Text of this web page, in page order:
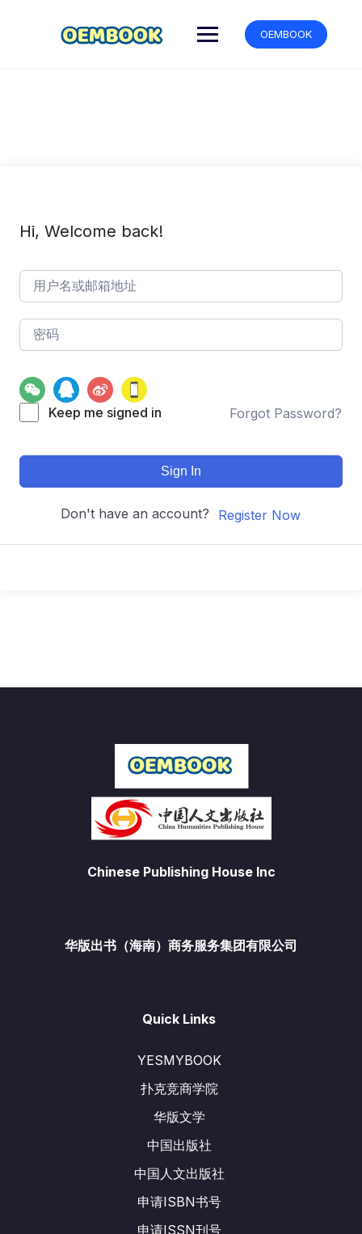
OEMBOOK
Hi, Welcome back!
Keep me signed in Forgot Password?
Sign In
Don't have an account? Register Now
Chinese Publishing House Inc
华版出书（海南）商务服务集团有限公司
Quick Links
YESMYBOOK
扑克竞商学院
华版文学
中国出版社
中国人文出版社
申请ISBN书号
申请ISSN刊号